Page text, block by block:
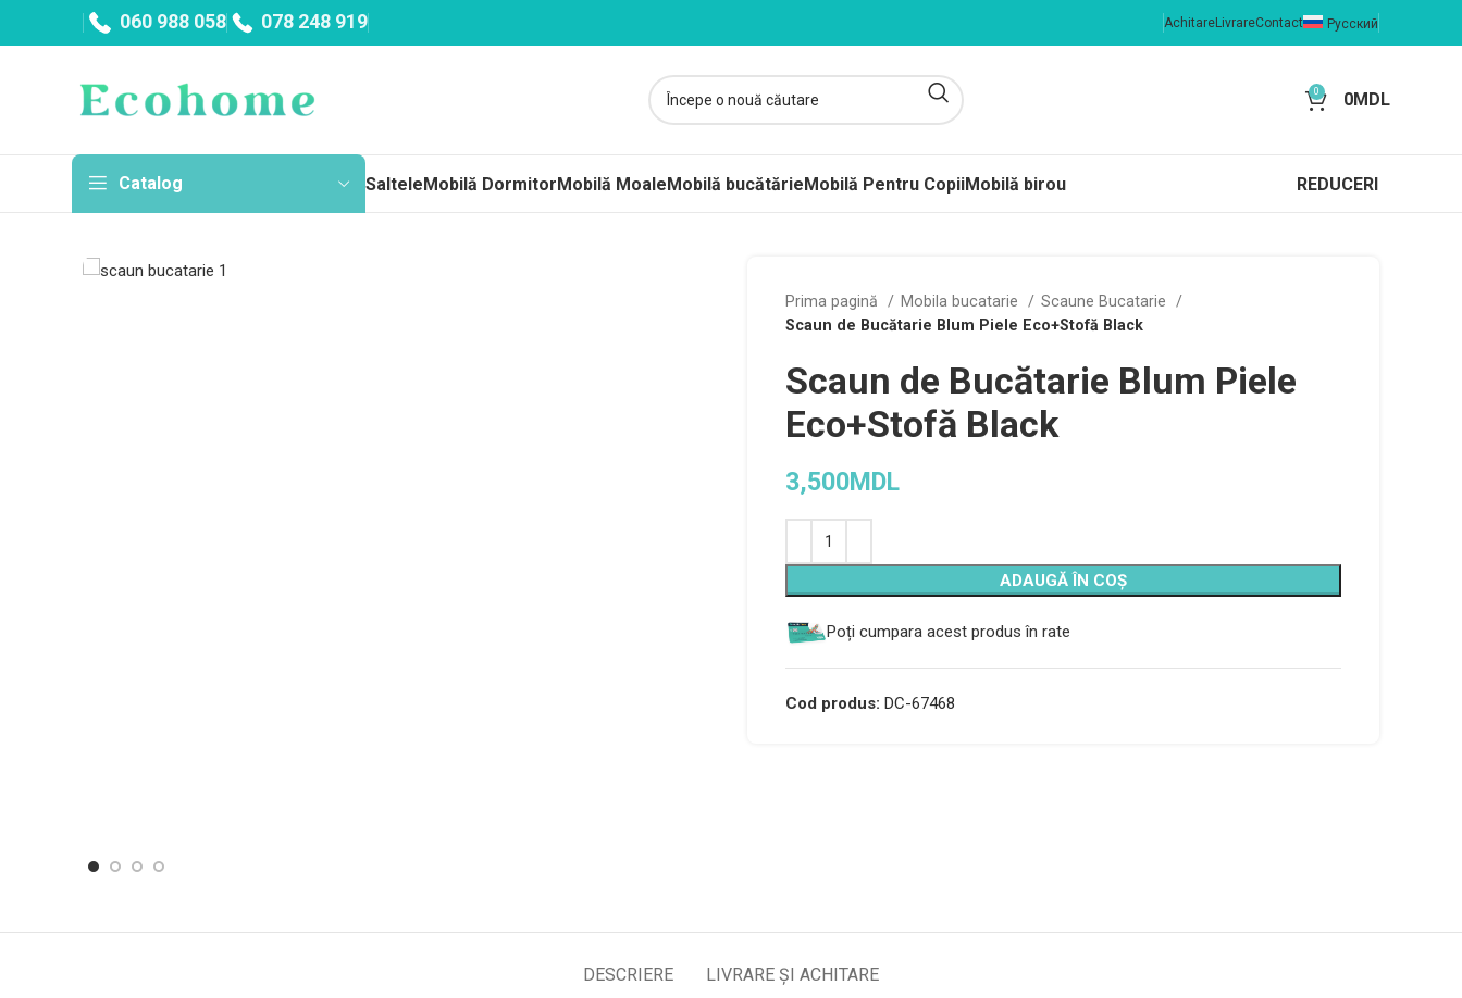
060 988 058 078 248 919 AchitareLivrareContact Русский
0 0MDL
Catalog SalteleMobilă DormitorMobilă MoaleMobilă bucătărieMobilă Pentru CopiiMobilă birou REDUCERI
Prima pagină Mobila bucatarie
Scaune Bucatarie
Scaun de Bucătarie Blum Piele Eco+Stofă Black
Scaun de Bucătarie Blum Piele
Eco+Stofă Black
3,500MDL
ADAUGĂ ÎN COȘ
Alternative:
Poți cumpara acest produs în rate
Cod produs: DC-67468
DESCRIERE LIVRARE ȘI ACHITARE